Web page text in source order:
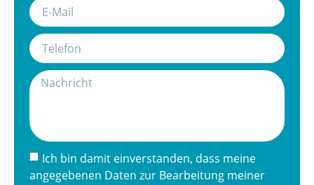
Ich bin damit einverstanden, dass meine
angegebenen Daten zur Bearbeitung meiner